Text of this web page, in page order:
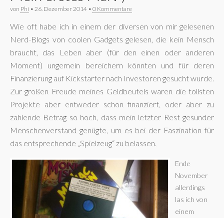
von Phi • 26. Dezember 2014 • 0 Kommentare
Wie oft habe ich in einem der diversen von mir gelesenen
Nerd-Blogs von coolen Gadgets gelesen, die kein Mensch
braucht, das Leben aber (für den einen oder anderen
Moment) ungemein bereichern könnten und für deren
Finanzierung auf Kickstarter nach Investoren gesucht wurde.
Zur großen Freude meines Geldbeutels waren die tollsten
Projekte aber entweder schon finanziert, oder aber zu
zahlende Betrag so hoch, dass mein letzter Rest gesunder
Menschenverstand genügte, um es bei der Faszination für
das entsprechende „Spielzeug“ zu belassen.
Ende
November
allerdings
las ich von
einem